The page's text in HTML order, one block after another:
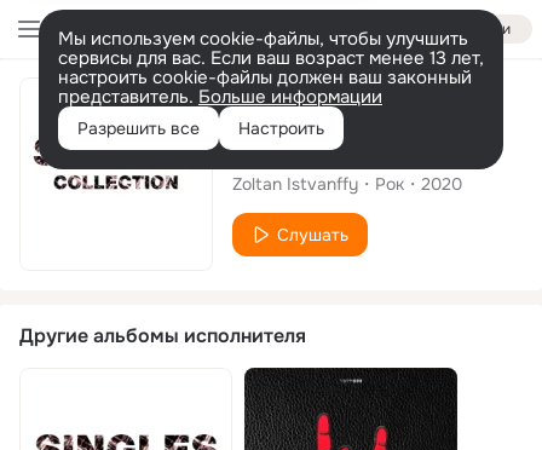
Войти
Мы используем cookie-файлы, чтобы улучшить
сервисы для вас. Если ваш возраст менее 13 лет,
настроить cookie-файлы должен ваш законный
представитель. Больше информации
Разрешить все Настроить
Альбом
Singles Collection
Zoltan Istvanffy Рок 2020
Слушать
Другие альбомы исполнителя